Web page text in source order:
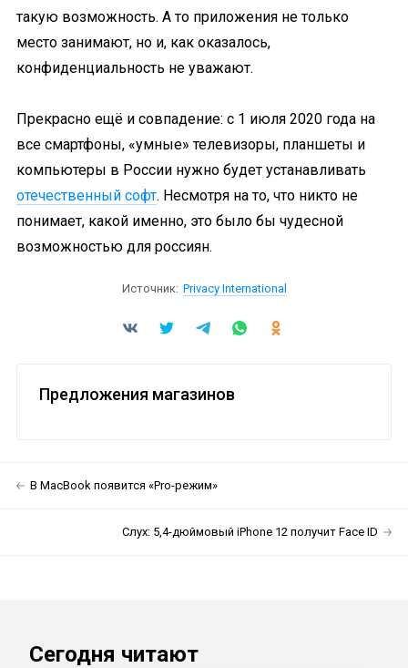
такую возможность. А то приложения не только
место занимают, но и, как оказалось,
конфиденциальность не уважают.
Прекрасно ещё и совпадение: с 1 июля 2020 года на
все смартфоны, «умные» телевизоры, планшеты и
компьютеры в России нужно будет устанавливать
отечественный софт. Несмотря на то, что никто не
понимает, какой именно, это было бы чудесной
возможностью для россиян.
Источник: Privacy International
Предложения магазинов
В MacBook появится «Pro-режим»
Слух: 5,4-дюймовый iPhone 12 получит Face ID
Сегодня читают